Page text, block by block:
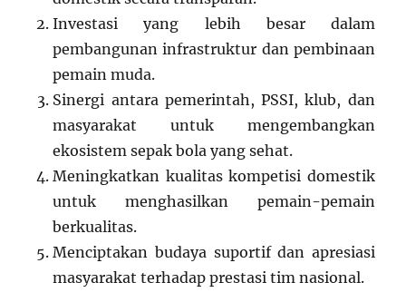
Investasi yang lebih besar dalam
pembangunan infrastruktur dan pembinaan
pemain muda.
Sinergi antara pemerintah, PSSI, klub, dan
masyarakat untuk mengembangkan
ekosistem sepak bola yang sehat.
Meningkatkan kualitas kompetisi domestik
untuk menghasilkan pemain-pemain
berkualitas.
Menciptakan budaya suportif dan apresiasi
masyarakat terhadap prestasi tim nasional.